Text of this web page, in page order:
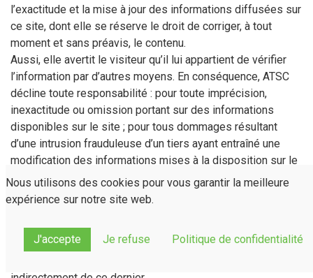
l’exactitude et la mise à jour des informations diffusées sur
ce site, dont elle se réserve le droit de corriger, à tout
moment et sans préavis, le contenu.
Aussi, elle avertit le visiteur qu’il lui appartient de vérifier
l’information par d’autres moyens. En conséquence, ATSC
décline toute responsabilité : pour toute imprécision,
inexactitude ou omission portant sur des informations
disponibles sur le site ; pour tous dommages résultant
d’une intrusion frauduleuse d’un tiers ayant entraîné une
modification des informations mises à la disposition sur le
site ; et plus généralement pour tous dommages, directs ou
indirects, qu’elles qu’en soient les causes, origines, nature
quiconque au site ou de l’impossibilité d’y accéder, de
même que l’utilisation du site et/ou du crédit accordé à une
Nous utilisons des cookies pour vous garantir la meilleure
expérience sur notre site web.
J'accepte Je refuse Politique de confidentialité